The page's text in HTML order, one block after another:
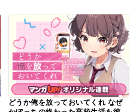
どうか俺を放っておいてくれ なぜ